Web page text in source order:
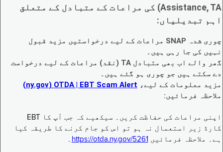
Assistance, TA) کی مراعات کے متبادل کے متعلق
اہم تبدیلیاں:
چوری شدہ SNAP مراعات کے لیے درخواستیں مزید قبول
نہیں کی جا رہی ہیں۔
گھر والے اب بھی متبادل TA (نقد) مراعات کے لیے درخواست
دے سکتے ہیں جو چوری ہو گئے ہیں۔
مزید معلومات کے لیے، EBT Scam Alert ‏| OTDA ‏(ny.gov)
ملاحظہ فرمائیں:
اپنی مراعات کی حفاظت کریں۔ سیکھیے کہ جب آپ کا EBT
کارڈ زیر استعمال نہ ہو تو اس کو جام کرنے کا طریقہ کیا
ہے۔ ملاحظہ فرمائیں https://otda.ny.gov/5261 ۔